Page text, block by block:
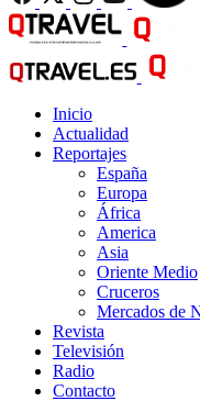
Inicio
Actualidad
Reportajes
España
Europa
África
America
Asia
Oriente Medio
Cruceros
Mercados de
Revista
Televisión
Radio
Contacto